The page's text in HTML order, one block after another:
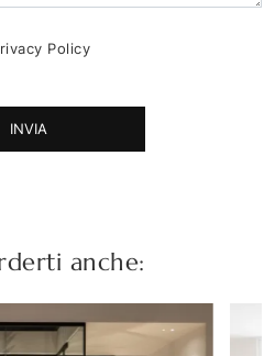
Policy
INVIA
anche: